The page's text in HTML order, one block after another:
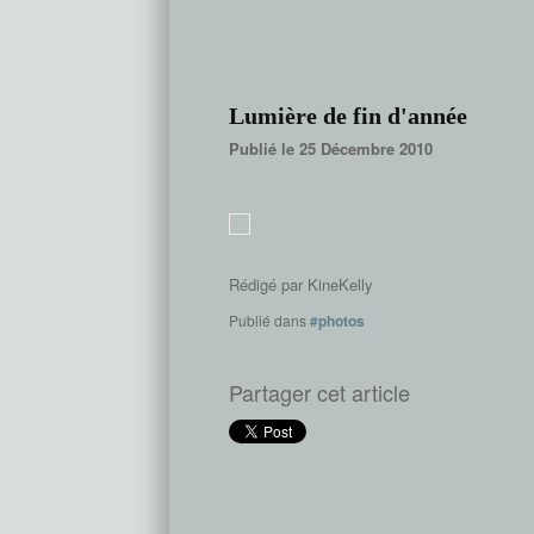
Lumière de fin d'année
Publié le 25 Décembre 2010
Rédigé par KineKelly
Publié dans#photos
Partager cet article